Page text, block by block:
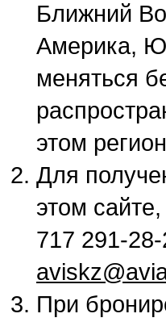
Ближний
Америка,
меняться
этом
Для
этом
717 291-
При